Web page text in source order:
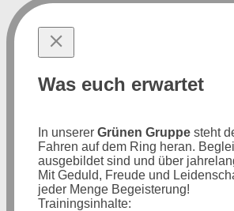
Was euch erwartet
In unserer Grünen Gruppe steht
Fahren auf dem Ring heran.
ausgebildet sind und über
Mit Geduld, Freude und
jeder Menge Begeisterung!
Trainingsinhalte: